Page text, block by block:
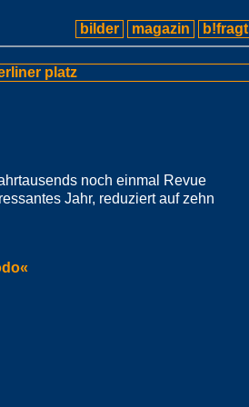
bilder magazin b!fragt
platz
noch einmal Revue
Jahr, reduziert auf zehn